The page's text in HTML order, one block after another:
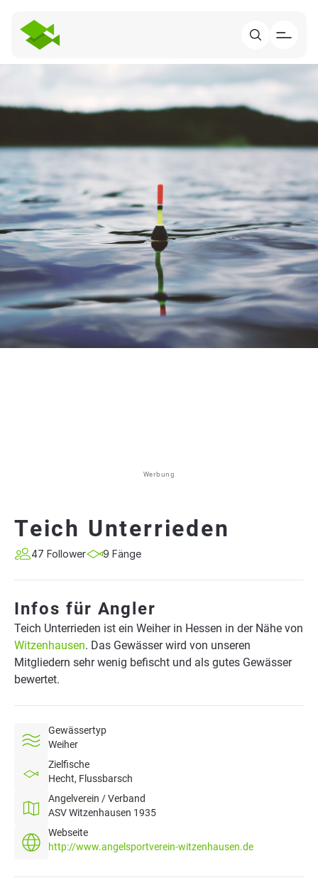
Werbung
Teich Unterrieden
47 Follower 9 Fänge
Infos für Angler
Teich Unterrieden ist ein Weiher in Hessen in der Nähe von
Witzenhausen. Das Gewässer wird von unseren
Mitgliedern sehr wenig befischt und als gutes Gewässer
bewertet.
Gewässertyp
Weiher
Zielfische
Hecht, Flussbarsch
Angelverein / Verband
ASV Witzenhausen 1935
Webseite
http://www.angelsportverein-witzenhausen.de